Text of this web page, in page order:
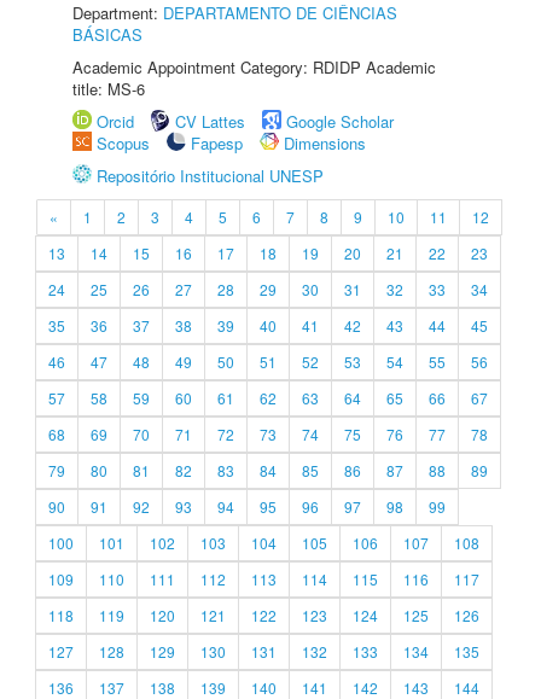
Department: DEPARTAMENTO DE CIÊNCIAS
BÁSICAS
Academic Appointment Category: RDIDP Academic
title: MS-6
Orcid
CV Lattes
Google Scholar
Scopus
Fapesp
Dimensions
Repositório Institucional UNESP
« 1 2 3 4 5 6 7 8 9 10 11
12
13
14 15 16 17 18 19 20 21 22
23
24
25 26 27 28 29 30 31 32 33
34
35
36 37 38 39 40 41 42 43 44
45
46
47 48 49 50 51 52 53 54 55
56
57
58 59 60 61 62 63 64 65 66
67
68
69 70 71 72 73 74 75 76 77
78
79
80 81 82 83 84 85 86 87 88
89
90
91 92 93 94 95 96 97 98
99
100
101 102 103 104 105 106 107
108
109
110 111 112 113 114 115 116
117
118
119 120 121 122 123 124 125
126
127
128 129 130 131 132 133 134
135
136
137 138 139 140 141 142 143
144